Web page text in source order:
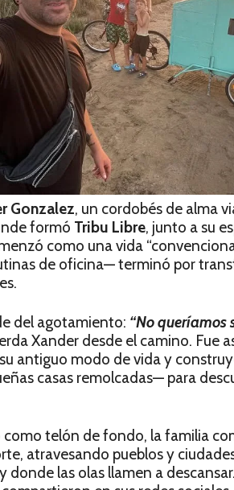
Gonzalez, un cordobés de alma
formó Tribu Libre, junto a su
como una vida
de oficina— terminó por
del agotamiento: “No queríamos
Xander desde el camino. Fue
antiguo modo de vida y
casas remolcadas— para
telón de fondo, la familia
atravesando pueblos y
donde las olas llamen a